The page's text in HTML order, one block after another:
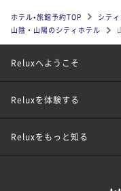
ホテル•旅館予約TOP
シテ
山陰・山陽のシティホテル
Reluxへようこそ
Reluxを体験する
Reluxをもっと知る